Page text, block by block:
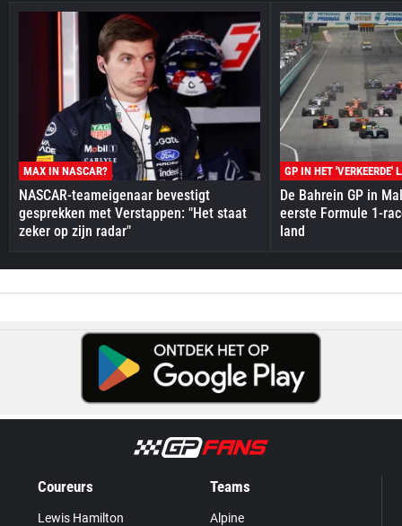
MAX IN NASCAR?
NASCAR-teameigenaar bevestigt
gesprekken met Verstappen: "Het staat
zeker op zijn radar"
GP IN HET 'VERKEERDE'
De Bahrein GP in
eerste Formule 1-
land
Coureurs
Lewis Hamilton
Teams
Alpine